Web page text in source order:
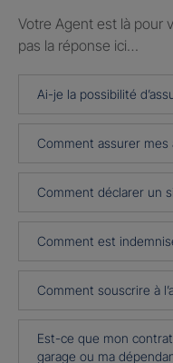
Votre Agent est là pour
pas la réponse ici…
Ai-je la possibilité
Comment assurer mes
Comment déclarer un
Comment est
Comment souscrire à
Est-ce que mon
garage ou ma